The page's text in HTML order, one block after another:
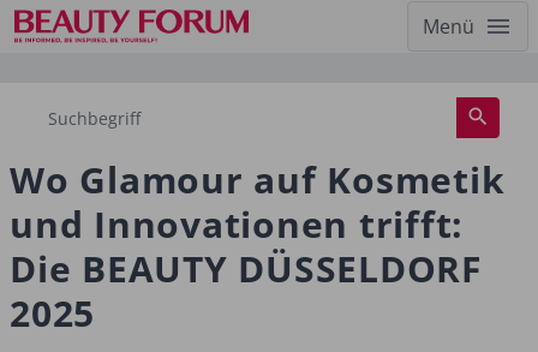
Menü
Wo Glamour auf Kosmetik
und Innovationen trifft:
Die BEAUTY DÜSSELDORF
2025